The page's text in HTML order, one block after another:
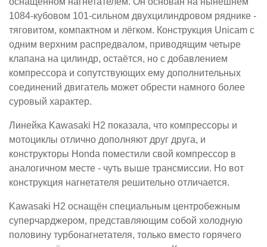
1084-кубовом 101-сильном двухцилиндровом ряднике -
тяговитом, компактном и лёгком. Конструкция Unicam с
одним верхним распредвалом, приводящим четыре
клапана на цилиндр, остаётся, но с добавлением
компрессора и сопутствующих ему дополнительных
соединений двигатель может обрести намного более
суровый характер.
Линейка Kawasaki H2 показала, что компрессоры и
мотоциклы отлично дополняют друг друга, и
конструкторы Honda поместили свой компрессор в
аналогичном месте - чуть выше трансмиссии. Но вот
конструкция нагнетателя решительно отличается.
Kawasaki H2 оснащён специальным центробежным
суперчарджером, представляющим собой холодную
половину турбонагнетателя, только вместо горячего